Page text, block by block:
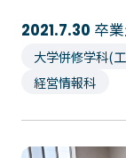
WEBエントリ
東京工
コンサート・イ
2021.7.30 卒
大学併修学科(
経営情報科